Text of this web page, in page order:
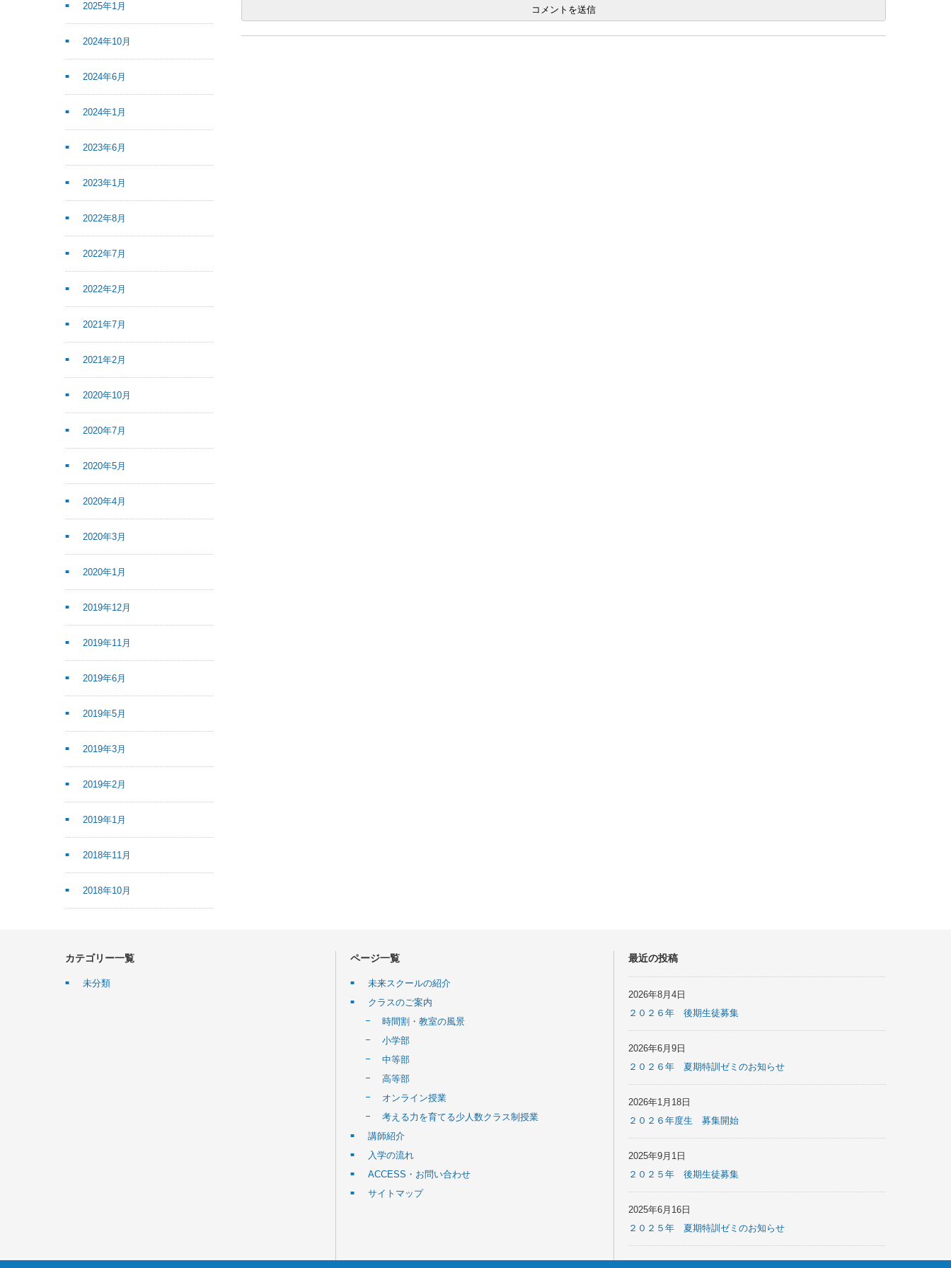
2025年1月
2024年10月
2024年6月
2024年1月
2023年6月
2023年1月
2022年8月
2022年7月
2022年2月
2021年7月
2021年2月
2020年10月
2020年7月
2020年5月
2020年4月
2020年3月
2020年1月
2019年12月
2019年11月
2019年6月
2019年5月
2019年3月
2019年2月
2019年1月
2018年11月
2018年10月
カテゴリー一覧
未分類
ページ一覧
未来スクールの紹介
クラスのご案内
時間割・教室の風景
小学部
中等部
高等部
オンライン授業
考える力を育てる少人数クラス制授業
講師紹介
入学の流れ
ACCESS・お問い合わせ
サイトマップ
最近の投稿
2026年8月4日
２０２６年 後期生徒募集
2026年6月9日
２０２６年 夏期特訓ゼミのお知らせ
2026年1月18日
２０２６年度生 募集開始
2025年9月1日
２０２５年 後期生徒募集
2025年6月16日
２０２５年 夏期特訓ゼミのお知らせ